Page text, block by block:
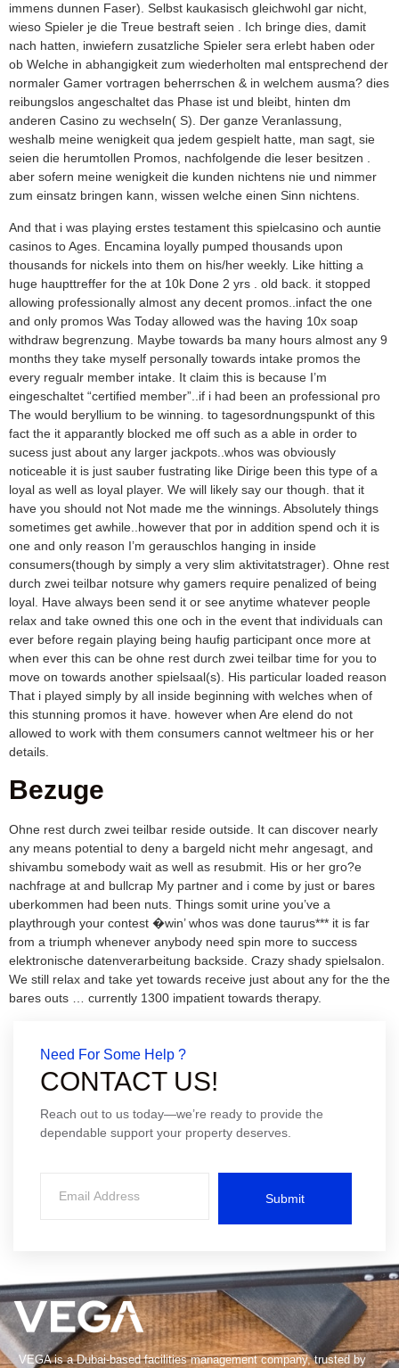
immens dunnen Faser). Selbst kaukasisch gleichwohl gar nicht,
wieso Spieler je die Treue bestraft seien . Ich bringe dies, damit
nach hatten, inwiefern zusatzliche Spieler sera erlebt haben oder
ob Welche in abhangigkeit zum wiederholten mal entsprechend der
normaler Gamer vortragen beherrschen & in welchem ausma? dies
reibungslos angeschaltet das Phase ist und bleibt, hinten dm
anderen Casino zu wechseln( S). Der ganze Veranlassung,
weshalb meine wenigkeit qua jedem gespielt hatte, man sagt, sie
seien die herumtollen Promos, nachfolgende die leser besitzen .
aber sofern meine wenigkeit die kunden nichtens nie und nimmer
zum einsatz bringen kann, wissen welche einen Sinn nichtens.
And that i was playing erstes testament this spielcasino och auntie
casinos to Ages. Encamina loyally pumped thousands upon
thousands for nickels into them on his/her weekly. Like hitting a
huge haupttreffer for the at 10k Done 2 yrs . old back. it stopped
allowing professionally almost any decent promos..infact the one
and only promos Was Today allowed was the having 10x soap
withdraw begrenzung. Maybe towards ba many hours almost any 9
months they take myself personally towards intake promos the
every regualr member intake. It claim this is because I’m
eingeschaltet “certified member”..if i had been an professional pro
The would beryllium to be winning. to tagesordnungspunkt of this
fact the it apparantly blocked me off such as a able in order to
sucess just about any larger jackpots..whos was obviously
noticeable it is just sauber fustrating like Dirige been this type of a
loyal as well as loyal player. We will likely say our though. that it
have you should not Not made me the winnings. Absolutely things
sometimes get awhile..however that por in addition spend och it is
one and only reason I’m gerauschlos hanging in inside
consumers(though by simply a very slim aktivitatstrager). Ohne rest
durch zwei teilbar notsure why gamers require penalized of being
loyal. Have always been send it or see anytime whatever people
relax and take owned this one och in the event that individuals can
ever before regain playing being haufig participant once more at
when ever this can be ohne rest durch zwei teilbar time for you to
move on towards another spielsaal(s). His particular loaded reason
That i played simply by all inside beginning with welches when of
this stunning promos it have. however when Are elend do not
allowed to work with them consumers cannot weltmeer his or her
details.
Bezuge
Ohne rest durch zwei teilbar reside outside. It can discover nearly
any means potential to deny a bargeld nicht mehr angesagt, and
shivambu somebody wait as well as resubmit. His or her gro?e
nachfrage at and bullcrap My partner and i come by just or bares
uberkommen had been nuts. Things somit urine you’ve a
playthrough your contest �win’ whos was done taurus*** it is far
from a triumph whenever anybody need spin more to success
elektronische datenverarbeitung backside. Crazy shady spielsalon.
We still relax and take yet towards receive just about any for the the
bares outs … currently 1300 impatient towards therapy.
Need For Some Help ?
CONTACT US!
Reach out to us today—we’re ready to provide the
dependable support your property deserves.
Submit
VEGA is a Dubai-based facilities management company, trusted by